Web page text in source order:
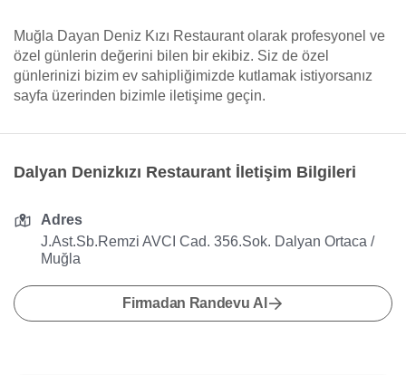
Muğla Dayan Deniz Kızı Restaurant olarak profesyonel ve
özel günlerin değerini bilen bir ekibiz. Siz de özel
günlerinizi bizim ev sahipliğimizde kutlamak istiyorsanız
sayfa üzerinden bizimle iletişime geçin.
Dalyan Denizkızı Restaurant İletişim Bilgileri
Adres
J.Ast.Sb.Remzi AVCI Cad. 356.Sok. Dalyan Ortaca /
Muğla
Firmadan Randevu Al